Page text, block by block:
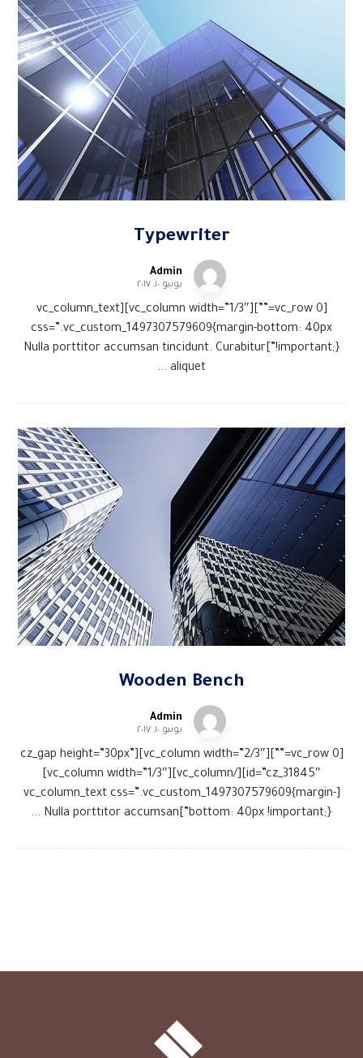
Typewriter
Admin
يونيو ١٠, ٢٠١٧
[vc_row 0=””][vc_column width=”1/3″][vc_column_text
css=”.vc_custom_1497307579609{margin-bottom: 40px
!important;}”]Nulla porttitor accumsan tincidunt. Curabitur
aliquet ...
Wooden Bench
Admin
يونيو ١٠, ٢٠١٧
[vc_row 0=””][vc_column width=”2/3″][cz_gap height=”30px”
id=”cz_31845″][/vc_column][vc_column width=”1/3″]
[vc_column_text css=”.vc_custom_1497307579609{margin-
bottom: 40px !important;}”]Nulla porttitor accumsan ...